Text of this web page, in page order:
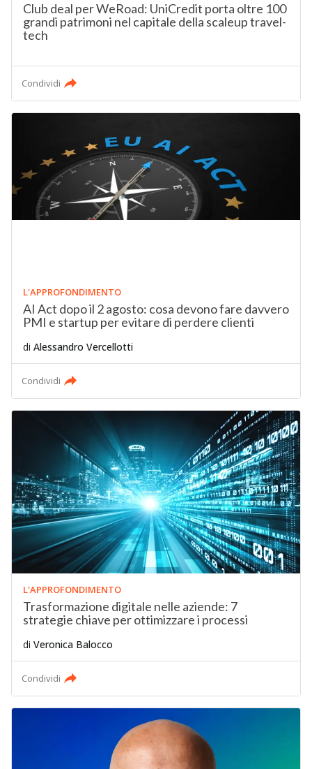
Club deal per WeRoad: UniCredit porta oltre 100
grandi patrimoni nel capitale della scaleup travel-
tech
Condividi
L'APPROFONDIMENTO
AI Act dopo il 2 agosto: cosa devono fare davvero
PMI e startup per evitare di perdere clienti
di Alessandro Vercellotti
Condividi
L'APPROFONDIMENTO
Trasformazione digitale nelle aziende: 7
strategie chiave per ottimizzare i processi
di Veronica Balocco
Condividi